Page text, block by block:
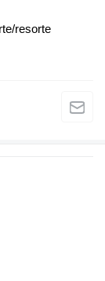
resorte